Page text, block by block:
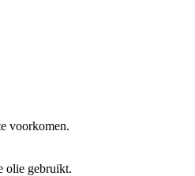
voorkomen.
olie gebruikt.